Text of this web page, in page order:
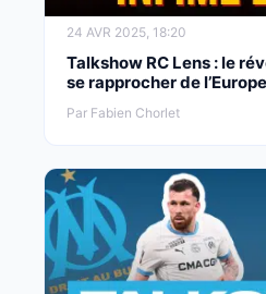
24 AVR 2025, 18:20
Talkshow RC Lens : le
se rapprocher de
Par Fabien Chorlet